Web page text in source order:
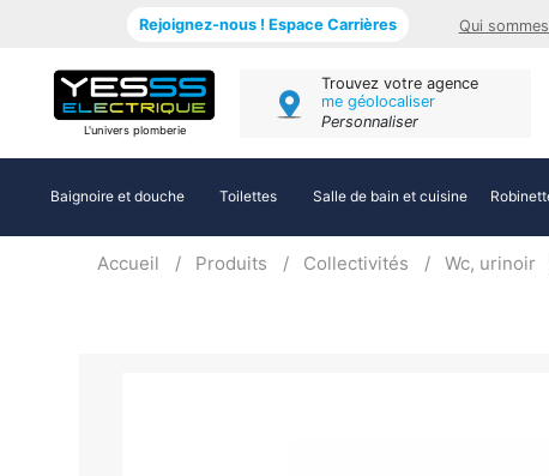
Rejoignez-nous ! Espace Carrières Qui
L'univers plomberie
Trouvez votre agence
me géolocaliser
Personnaliser
Baignoire et douche Toilettes Salle de bain et cuisine
Accueil Produits Collectivités Wc, urinoir